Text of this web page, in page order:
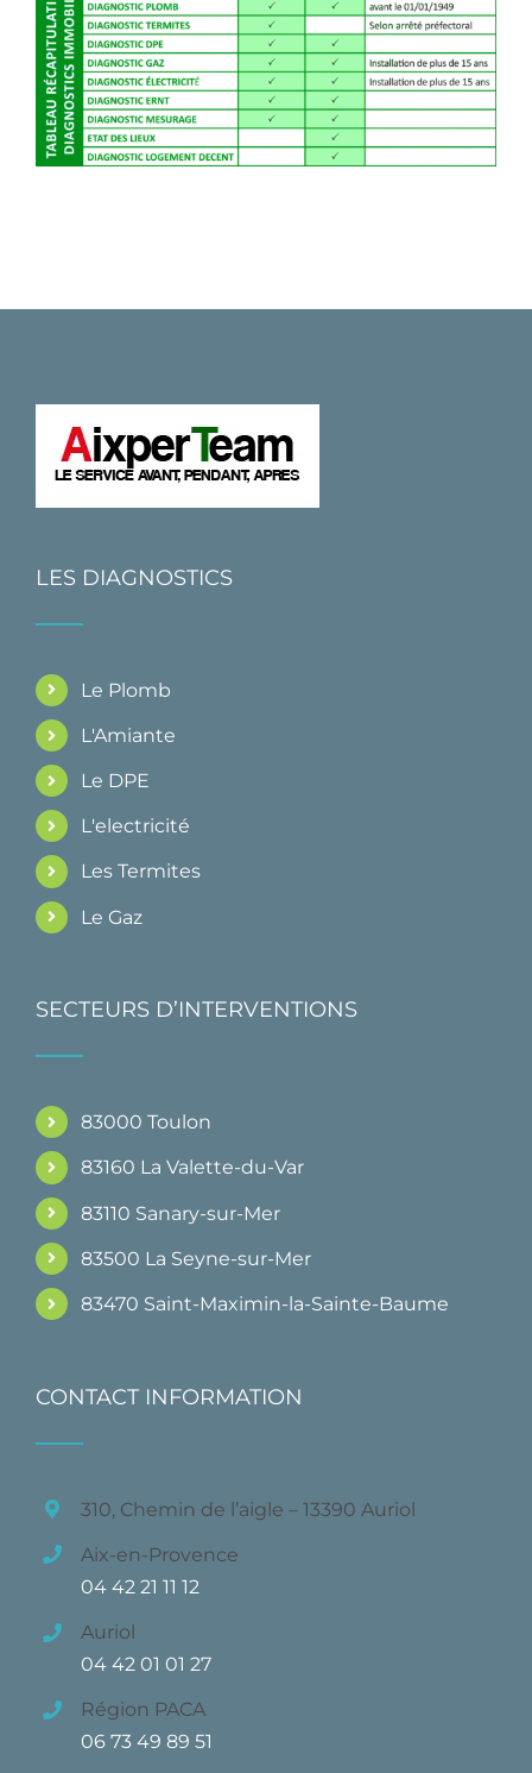
LES DIAGNOSTICS
Le Plomb
L'Amiante
Le DPE
L'electricité
Les Termites
Le Gaz
SECTEURS D’INTERVENTIONS
83000 Toulon
83160 La Valette-du-Var
83110 Sanary-sur-Mer
83500 La Seyne-sur-Mer
83470 Saint-Maximin-la-Sainte-Baume
CONTACT INFORMATION
310, Chemin de l’aigle – 13390 Auriol
Aix-en-Provence
04 42 21 11 12
Auriol
04 42 01 01 27
Région PACA
06 73 49 89 51